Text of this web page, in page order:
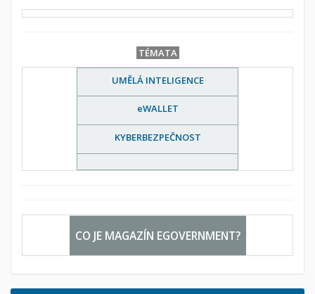
TÉMATA
UMĚLÁ INTELIGENCE
eWALLET
KYBERBEZPEČNOST
CO JE MAGAZÍN EGOVERNMENT?